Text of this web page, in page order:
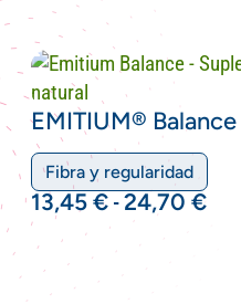
EMITIUM®
Fibra y regularidad
13,45 € -24,70 €